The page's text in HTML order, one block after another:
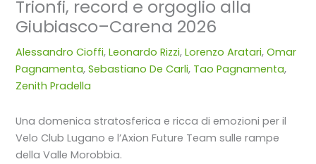
Trionfi, record e orgoglio alla
Giubiasco–Carena 2026
Alessandro Cioffi,Leonardo Rizzi,Lorenzo Aratari,Omar
Pagnamenta,Sebastiano De Carli, Tao Pagnamenta,
Zenith Pradella
Una domenica stratosferica e ricca di emozioni per il
Velo Club Lugano e l’Axion Future Team sulle rampe
della Valle Morobbia.